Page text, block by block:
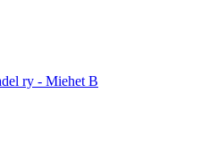
ry - Miehet B